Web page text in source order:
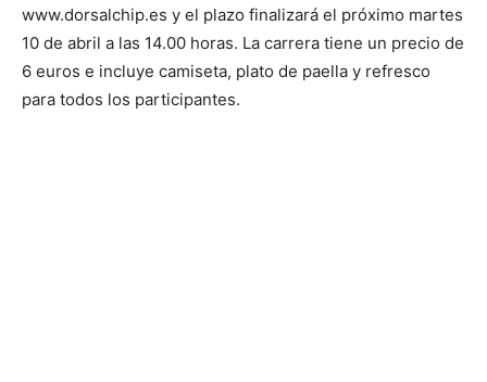
www.dorsalchip.es y el plazo finalizará el próximo martes
10 de abril a las 14.00 horas. La carrera tiene un precio de
6 euros e incluye camiseta, plato de paella y refresco
para todos los participantes.